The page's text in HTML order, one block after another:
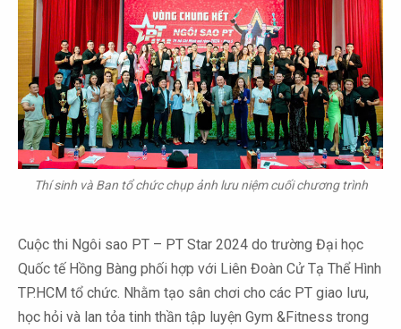
Thí sinh và Ban tổ chức chụp ảnh lưu niệm cuối chương trình
Cuộc thi Ngôi sao PT – PT Star 2024 do trường Đại học
Quốc tế Hồng Bàng phối hợp với Liên Đoàn Cử Tạ Thể Hình
TP.HCM tổ chức. Nhằm tạo sân chơi cho các PT giao lưu,
học hỏi và lan tỏa tinh thần tập luyện Gym &Fitness trong